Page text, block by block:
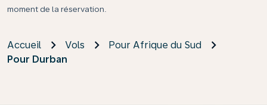
moment de la réservation.
Accueil Vols
Pour Afrique du Sud
Pour Durban